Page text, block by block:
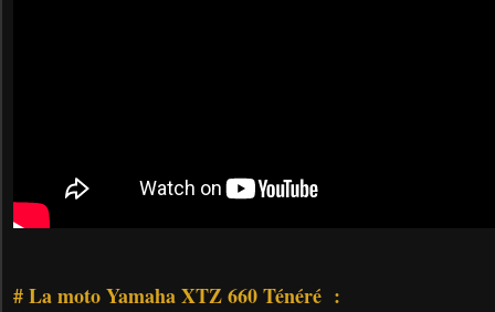
# La moto Yamaha XTZ 660 Ténéré :